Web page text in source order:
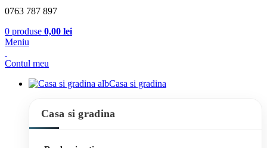
0763 787 897
0 produse 0,00 lei
Meniu
Contul meu
Casa si gradina
Casa si gradina